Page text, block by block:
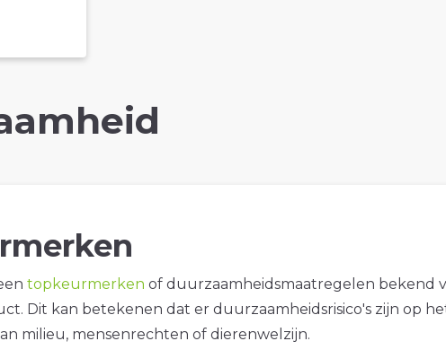
topkeurmerken of duurzaamheidsmaatregelen bekend
Dit kan betekenen dat er duurzaamheidsrisico's zijn op
milieu, mensenrechten of dierenwelzijn.